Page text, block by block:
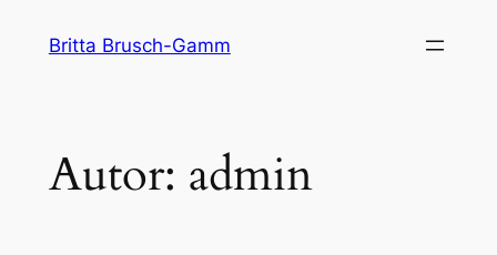
InhaltBritta Brusch-Gamm
Autor: admin